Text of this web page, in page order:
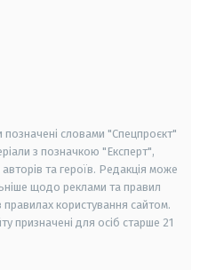
позначені словами "Спецпроєкт"
з позначкою "Експерт",
та героїв. Редакція може
щодо реклами та правил
користування сайтом.
призначені для осіб старше 21